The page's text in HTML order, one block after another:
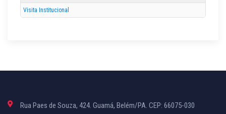
Visita Institucional
Rua Paes de Souza, 424. Guamá, Belém/PA. CEP: 66075-030